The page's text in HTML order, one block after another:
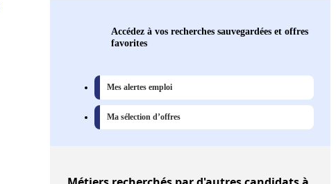
Accédez à vos recherches sauvegardées et offres
favorites
Mes alertes emploi
Ma sélection d’offres